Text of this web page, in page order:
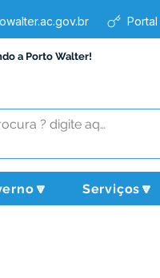
a Porto Walter!
Serviços🔽